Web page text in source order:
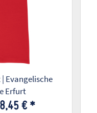
Evangelische
Erfurt
€ *